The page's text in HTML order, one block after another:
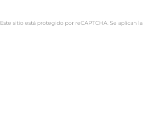
Este sitio está protegido por reCAPTCHA. Se aplican la